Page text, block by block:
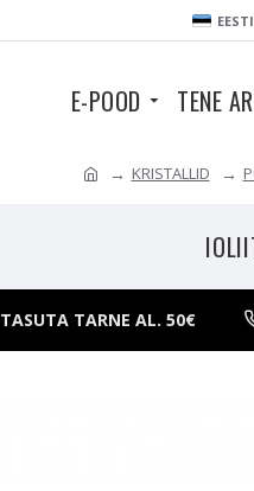
E-POOD TENE
KRISTALLID
TASUTA TARNE AL. 50€